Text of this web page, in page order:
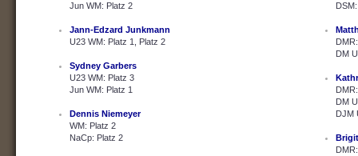
Jun WM: Platz 2
Jann-Edzard Junkmann
U23 WM: Platz 1, Platz 2
Sydney Garbers
U23 WM: Platz 3
Jun WM: Platz 1
Dennis Niemeyer
WM: Platz 2
NaCp: Platz 2
DM
DM
DJM